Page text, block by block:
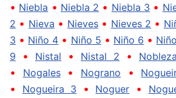
• Niebla • Niebla 2 • Niebla 3 •
2 • Nieva • Nieves• Nieves 2 •
3 • Niño 4 • Niño 5 • Niño 6 •
9 • Nistal • Nistal 2 • Nobleza
• Nogales• Nograno •
• Nogueira 3 • Noguer •